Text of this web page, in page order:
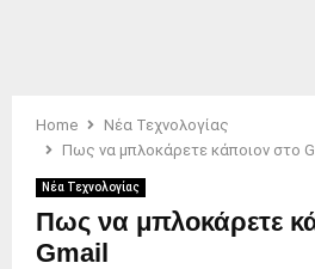
Home
Νέα Τεχνολογίας
Πως να μπλοκάρετε κάποιον στο
Νέα Τεχνολογίας
Πως να μπλοκάρετε
Gmail